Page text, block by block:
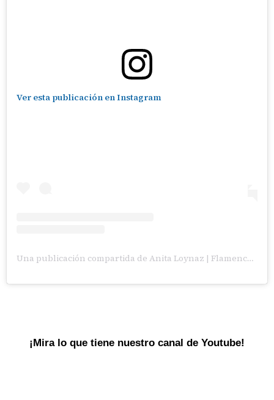
Ver esta publicación en Instagram
Una publicación compartida de Anita Loynaz | Flamenco Art & Wellness (@anitaloynaz)
¡Mira lo que tiene nuestro canal de Youtube!